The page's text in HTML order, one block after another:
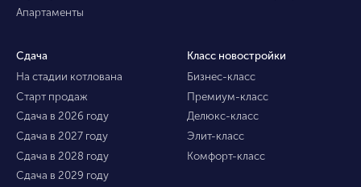
Апартаменты
Сдача
На стадии котлована
Старт продаж
Сдача в 2026 году
Сдача в 2027 году
Сдача в 2028 году
Сдача в 2029 году
Класс новостройки
Бизнес-класс
Премиум-класс
Делюкс-класс
Элит-класс
Комфорт-класс